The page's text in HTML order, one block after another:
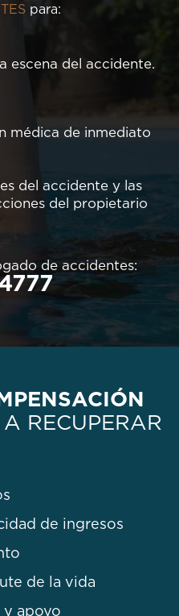
para:
escena del accidente.
médica de inmediato
del accidente y las
del propietario
de accidentes:
RECUPERAR
de ingresos
de la vida
y apoyo